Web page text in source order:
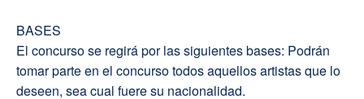
BASES
El concurso se regirá por las siguientes bases: Podrán
tomar parte en el concurso todos aquellos artistas que lo
deseen, sea cual fuere su nacionalidad.